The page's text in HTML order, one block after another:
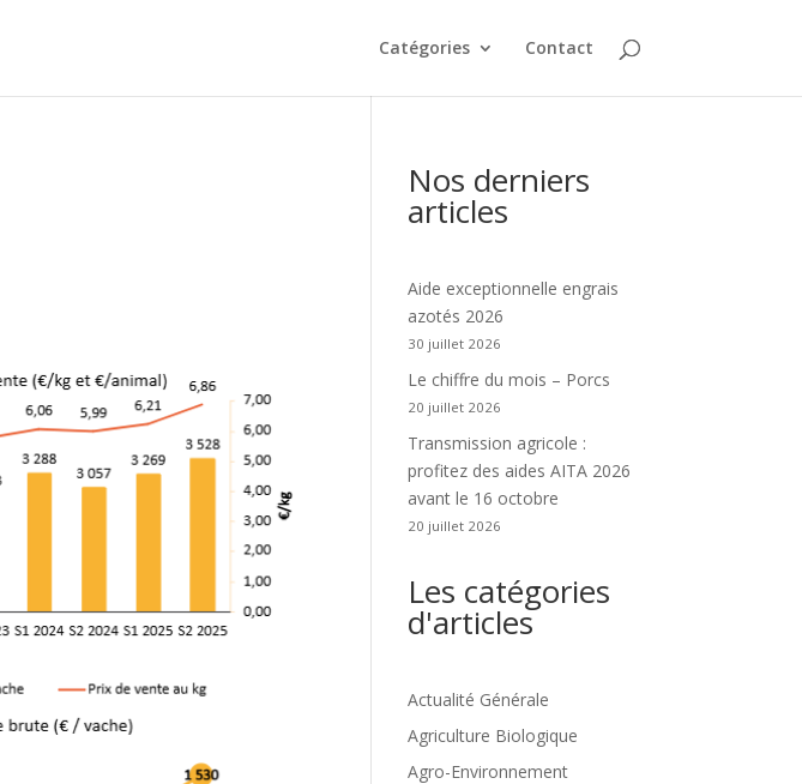
Catégories Contact
Nos derniers
articles
Aide exceptionnelle engrais
azotés 2026
30 juillet 2026
Le chiffre du mois – Porcs
20 juillet 2026
Transmission agricole :
profitez des aides AITA 2026
avant le 16 octobre
20 juillet 2026
Les catégories
d'articles
Actualité Générale
Agriculture Biologique
Agro-Environnement